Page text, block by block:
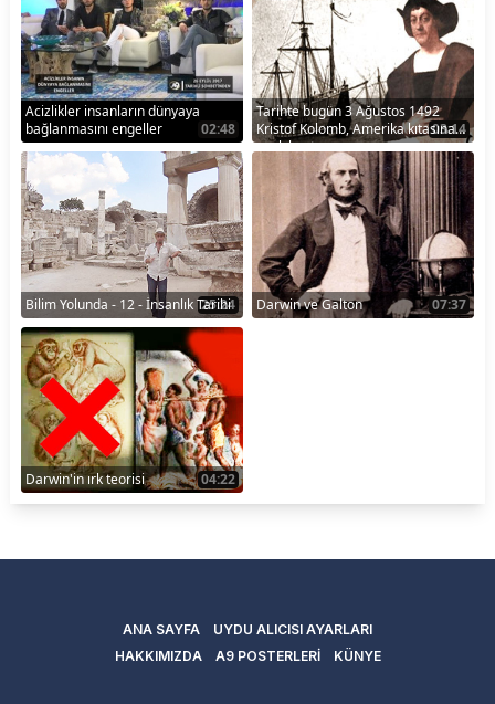
02:48
Acizlikler insanların dünyaya
bağlanmasını engeller
03:14
Tarihte bugün 3 Ağustos 1492
Kristof Kolomb, Amerika kıtasına
ayak bastı
25:24
Bilim Yolunda - 12 - İnsanlık Tarihi 07:37
Darwin ve Galton
04:22
Darwin'in ırk teorisi
ANA SAYFA
UYDU ALICISI AYARLARI
HAKKIMIZDA
A9 POSTERLERİ KÜNYE